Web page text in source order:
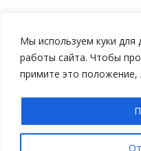
Мы используем куки для
работы сайта. Чтобы
примите это положение,
Авторские права ©